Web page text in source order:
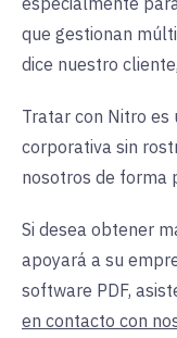
que gestionan
dice nuestro
Tratar con Nitro es
corporativa sin
nosotros de forma
Si desea obtener
apoyará a su
software PDF,
en contacto con